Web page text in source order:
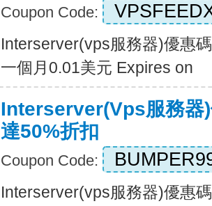
Coupon Code:
Interserver(vps服務器)優惠
一個月0.01美元 Expires on
Interserver(vps服務器
達50%折扣
Coupon Code:
Interserver(vps服務器)優惠